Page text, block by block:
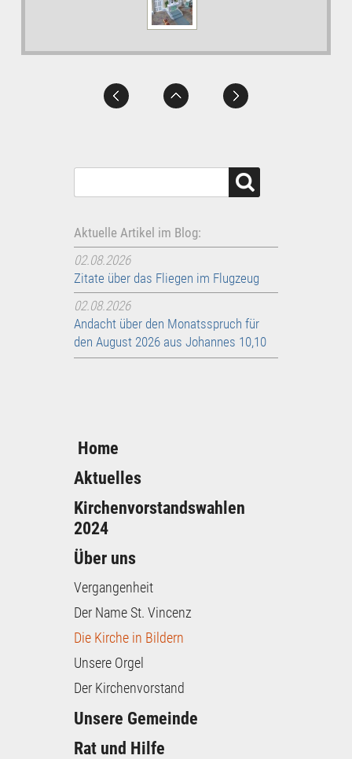
Aktuelle Artikel im Blog:
02.08.2026
Zitate über das Fliegen im Flugzeug
02.08.2026
Andacht über den Monatsspruch für
den August 2026 aus Johannes 10,10
Home
Aktuelles
Kirchenvorstandswahlen
2024
Über uns
Vergangenheit
Der Name St. Vincenz
Die Kirche in Bildern
Unsere Orgel
Der Kirchenvorstand
Unsere Gemeinde
Rat und Hilfe